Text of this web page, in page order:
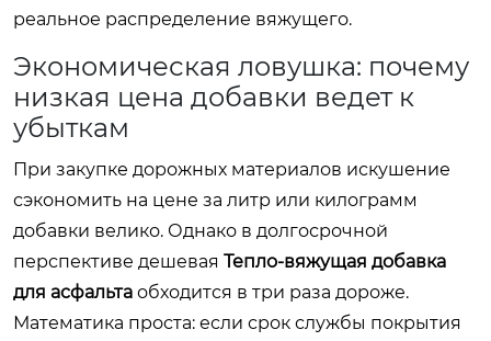
реальное распределение вяжущего.
Экономическая ловушка: почему
низкая цена добавки ведет к
убыткам
При закупке дорожных материалов искушение
сэкономить на цене за литр или килограмм
добавки велико. Однако в долгосрочной
перспективе дешевая Тепло-вяжущая добавка
для асфальта обходится в три раза дороже.
Математика проста: если срок службы покрытия